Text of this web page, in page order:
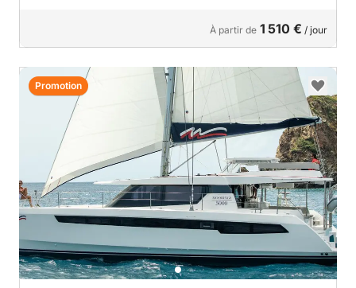
À partir de 1 510 € / jour
Promotion